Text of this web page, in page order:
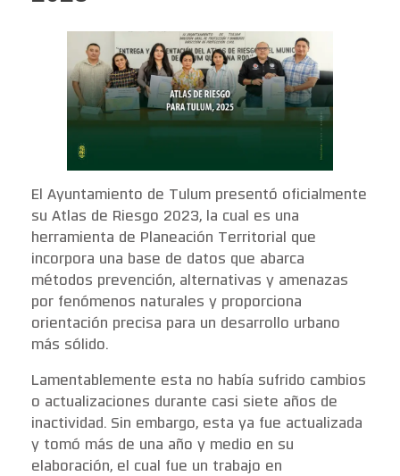
El Ayuntamiento de Tulum presentó oficialmente
su Atlas de Riesgo 2023, la cual es una
herramienta de Planeación Territorial que
incorpora una base de datos que abarca
métodos prevención, alternativas y amenazas
por fenómenos naturales y proporciona
orientación precisa para un desarrollo urbano
más sólido.
Lamentablemente esta no había sufrido cambios
o actualizaciones durante casi siete años de
inactividad. Sin embargo, esta ya fue actualizada
y tomó más de una año y medio en su
elaboración, el cual fue un trabajo en